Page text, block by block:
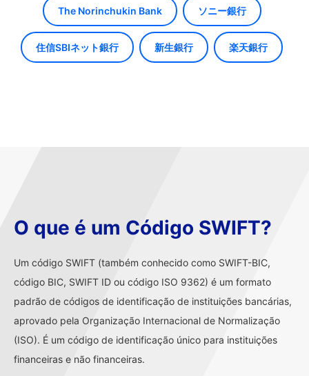
The Norinchukin Bank ソニー銀行
住信SBIネット銀行 新生銀行 楽天銀行
O que é um Código SWIFT?
Um código SWIFT (também conhecido como SWIFT-BIC,
código BIC, SWIFT ID ou código ISO 9362) é um formato
padrão de códigos de identificação de instituições bancárias,
aprovado pela Organização Internacional de Normalização
(ISO). É um código de identificação único para instituições
financeiras e não financeiras.